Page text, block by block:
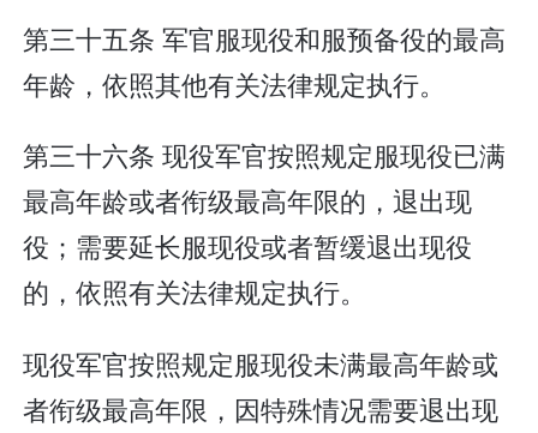
第三十五条 军官服现役和服预备役的最高
年龄，依照其他有关法律规定执行。
第三十六条 现役军官按照规定服现役已满
最高年龄或者衔级最高年限的，退出现
役；需要延长服现役或者暂缓退出现役
的，依照有关法律规定执行。
现役军官按照规定服现役未满最高年龄或
者衔级最高年限，因特殊情况需要退出现